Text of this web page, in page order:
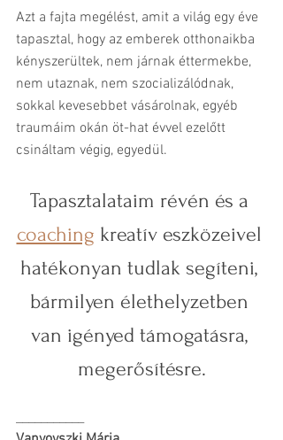
Azt a fajta megélést, amit a világ egy éve
tapasztal, hogy az emberek otthonaikba
kényszerültek, nem járnak éttermekbe,
nem utaznak, nem szocializálódnak,
sokkal kevesebbet vásárolnak, egyéb
traumáim okán öt-hat évvel ezelőtt
csináltam végig, egyedül.
Tapasztalataim révén és a
coaching kreatív eszközeivel
hatékonyan tudlak segíteni,
bármilyen élethelyzetben
van igényed támogatásra,
megerősítésre.